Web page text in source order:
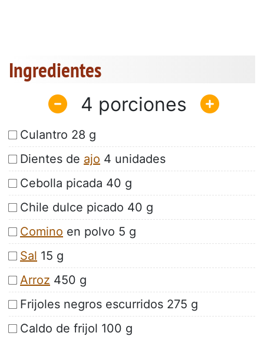
Ingredientes
4
Culantro 28 g
Dientes de ajo 4 unidades
Cebolla picada 40 g
Chile dulce picado 40 g
Comino en polvo 5 g
Sal 15 g
Arroz 450 g
Frijoles negros escurridos 275 g
Caldo de frijol 100 g